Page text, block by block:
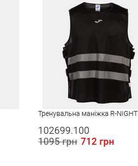
Тренувальна маніжка R-NIGHT
102699.100
1095 грн 712 грн